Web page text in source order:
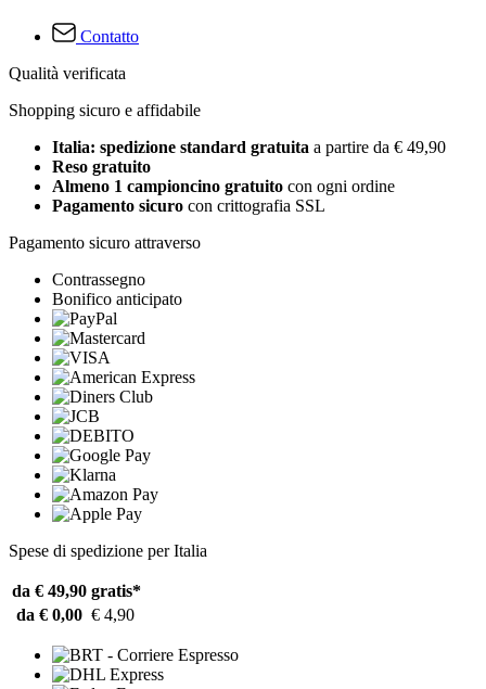
Contatto
Qualità verificata
Shopping sicuro e affidabile
Italia: spedizione standard gratuita a partire da € 49,90
Reso gratuito
Almeno 1 campioncino gratuito con ogni ordine
Pagamento sicuro con crittografia SSL
Pagamento sicuro attraverso
Contrassegno
Bonifico anticipato
Spese di spedizione per Italia
da € 49,90 gratis*
da € 0,00 € 4,90